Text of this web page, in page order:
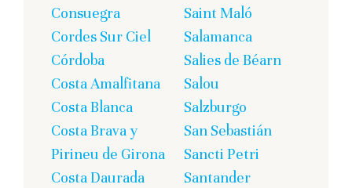
Consuegra
Cordes Sur Ciel
Córdoba
Costa Amalfitana
Costa Blanca
Costa Brava y
Pirineu de Girona
Costa Daurada
Saint Maló
Salamanca
Salies de Béarn
Salou
Salzburgo
San Sebastián
Sancti Petri
Santander